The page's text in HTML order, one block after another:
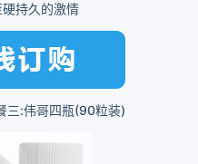
持久的激情
三:伟哥四瓶(90粒装)